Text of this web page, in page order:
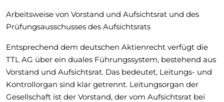
Arbeitsweise von Vorstand und Aufsichtsrat und des
Prüfungsausschusses des Aufsichtsrats
Entsprechend dem deutschen Aktienrecht verfügt die
TTL AG über ein duales Führungssystem, bestehend aus
Vorstand und Aufsichtsrat. Das bedeutet, Leitungs- und
Kontrollorgan sind klar getrennt. Leitungsorgan der
Gesellschaft ist der Vorstand, der vom Aufsichtsrat bei